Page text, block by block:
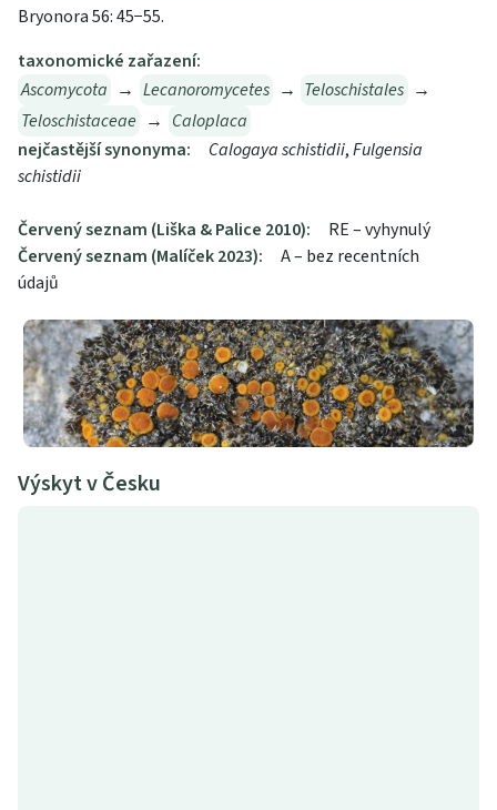
Bryonora 56: 45−55.
taxonomické zařazení:
Ascomycota → Lecanoromycetes → Teloschistales →
Teloschistaceae → Caloplaca
nejčastější synonyma:
Calogaya schistidii,Fulgensia
schistidii
Červený seznam (Liška & Palice 2010):
RE – vyhynulý
Červený seznam (Malíček 2023):
A – bez recentních
údajů
Výskyt v Česku